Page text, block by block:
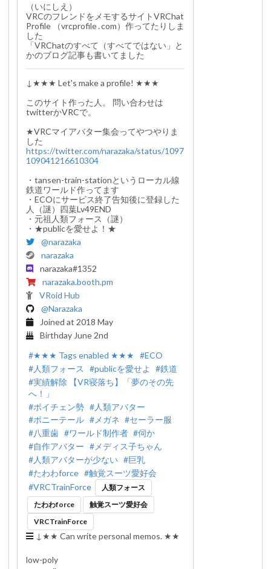
（いにしえ）
VRCのフレンドをメモするサイトVRChat
Profile （vrcprofile․com）作ってたりしま
した
「VRChatのすべて（すべてではない」と
かのブログ記事も書いてました
↓★★★ Let's make a profile! ★★★
このサイト作った人。 問い合わせは
twitterかVRCで。
★VRCマイアバター集会ってやつやりま
https://twitter.com/narazaka/status/1097
109041216610304
・tansen-train-stationというローカル線
鉄道ワールド作ってます
・ECOにサービス終了告知後に登録した
人（謎）四葉Lv49END
・元祖人類フォース（謎）
・★publicを愛せよ！★
@narazaka
narazaka
narazaka#1352
narazaka.booth.pm
VRoid Hub
@Narazaka
Joined at 2018 May
Birthday June 2nd
#★★★ Tags enabled ★★★ #ECO
#人類フォース #publicを愛せよ #鉄道
#実績解除 【VR寝落ち】「夢のその先
へ！」
#ボイチェン勢 #人類アバター
#ポニーテール #メガネ #セーラー服
#八重歯 #ワールド制作者 #伺か
#自作アバター #メディス子ちゃん
#人類アバターが少ない #巨乳
#たわわforce #触覚スーツ愛好会
#VRCTrainForce
人類フォース
たわわforce
触覚スーツ愛好会
VRCTrainForce
↓★★ Can write personal memos. ★★
low-poly